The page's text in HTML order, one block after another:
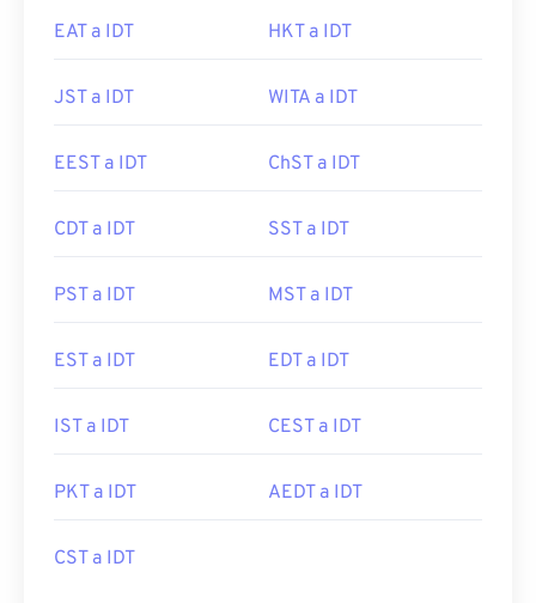
EAT a IDT HKT a IDT
JST a IDT WITA a IDT
EEST a IDT ChST a IDT
CDT a IDT SST a IDT
PST a IDT MST a IDT
EST a IDT EDT a IDT
IST a IDT CEST a IDT
PKT a IDT AEDT a IDT
CST a IDT